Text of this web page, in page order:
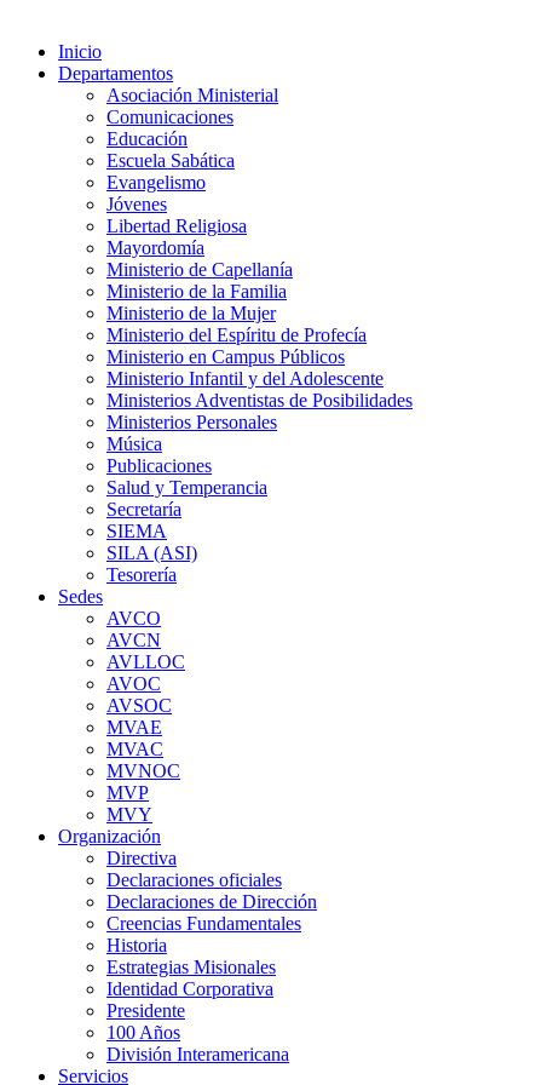
Inicio
Departamentos
Asociación Ministerial
Comunicaciones
Educación
Escuela Sabática
Evangelismo
Jóvenes
Libertad Religiosa
Mayordomía
Ministerio de Capellanía
Ministerio de la Familia
Ministerio de la Mujer
Ministerio del Espíritu de Profecía
Ministerio en Campus Públicos
Ministerio Infantil y del Adolescente
Ministerios Adventistas de Posibilidades
Ministerios Personales
Música
Publicaciones
Salud y Temperancia
Secretaría
SIEMA
SILA (ASI)
Tesorería
Sedes
AVCO
AVCN
AVLLOC
AVOC
AVSOC
MVAE
MVAC
MVNOC
MVP
MVY
Organización
Directiva
Declaraciones oficiales
Declaraciones de Dirección
Creencias Fundamentales
Historia
Estrategias Misionales
Identidad Corporativa
Presidente
100 Años
División Interamericana
Servicios